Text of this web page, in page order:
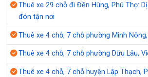
Thuê xe 29 chỗ đi Đền Hùng, Phú Thọ:
đón tận nơi
Thuê xe 4 chỗ, 7 chỗ phường Minh
Thuê xe 4 chỗ, 7 chỗ phường Dữu Lâu,
Thuê xe 4 chỗ, 7 chỗ huyện Lập Thạch,